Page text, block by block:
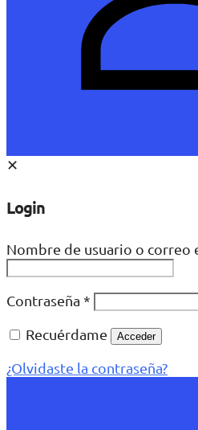
✕
Login
Nombre de usuario o correo
Contraseña *
Recuérdame
Acceder
¿Olvidaste la contraseña?